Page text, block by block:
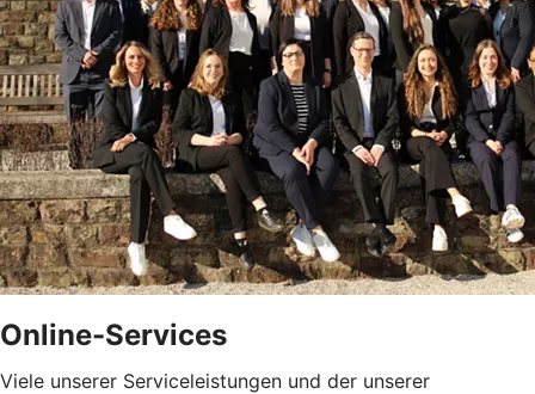
Online-Services
Viele unserer Serviceleistungen und der unserer